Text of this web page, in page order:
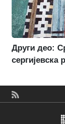
Други део:
сергијевска